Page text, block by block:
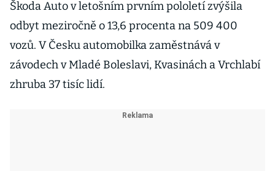
Škoda Auto v letošním prvním pololetí zvýšila
odbyt meziročně o 13,6 procenta na 509 400
vozů. V Česku automobilka zaměstnává v
závodech v Mladé Boleslavi, Kvasinách a Vrchlabí
zhruba 37 tisíc lidí.